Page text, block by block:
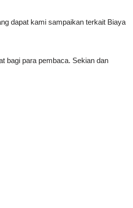
dapat kami sampaikan terkait Biaya
bagi para pembaca. Sekian dan